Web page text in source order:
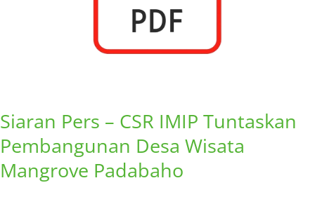
Siaran Pers – CSR IMIP Tuntaskan
Pembangunan Desa Wisata
Mangrove Padabaho